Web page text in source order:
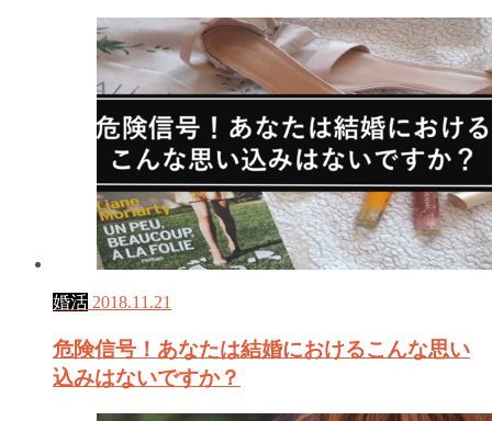
婚活 2018.11.21
危険信号！あなたは結婚におけるこんな思い
込みはないですか？